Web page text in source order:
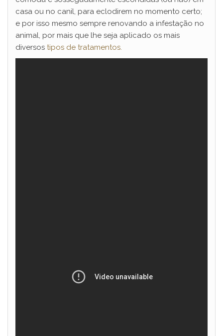
casa ou no canil, para eclodirem no momento certo;
e por isso mesmo sempre renovando a infestação no
animal, por mais que lhe seja aplicado os mais
diversos tipos de tratamentos.